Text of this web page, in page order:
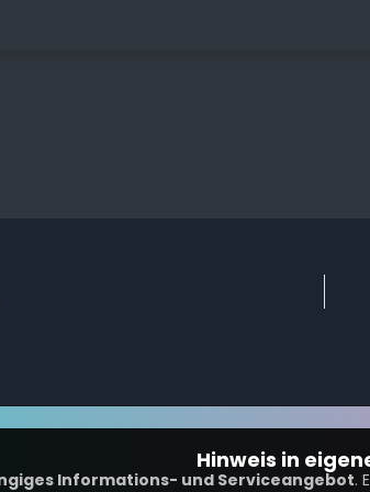
Hinweis in
Informations- und Serviceangebot.